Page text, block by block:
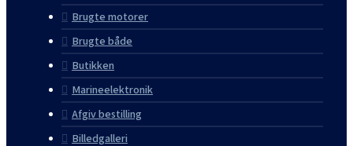
Brugte motorer
Brugte både
Butikken
Marineelektronik
Afgiv bestilling
Billedgalleri